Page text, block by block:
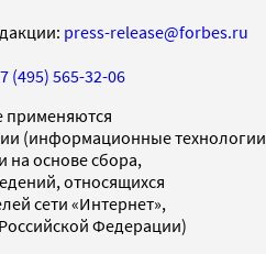
press-release@forbes.ru
(495) 565-32-06
применяются
(информационные технологии
основе сбора,
относящихся
сети «Интернет»,
Федерации)